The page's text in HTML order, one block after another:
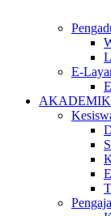
E-
AKADEMIK